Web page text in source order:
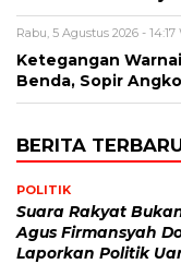
Rabu, 5 Agustus 2026 - 14:17
Ketegangan
Benda, Sopir
BERITA
POLITIK
Suara Rakyat
Agus Firmansyah
Laporkan Politik